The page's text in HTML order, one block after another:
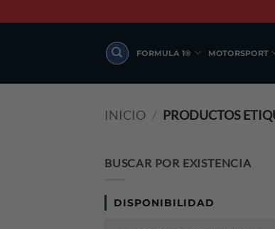
to
FORMULA 1® MOTORSPORT
INICIO / PRODUCTOS
BUSCAR POR EXISTENCIA
DISPONIBILIDAD